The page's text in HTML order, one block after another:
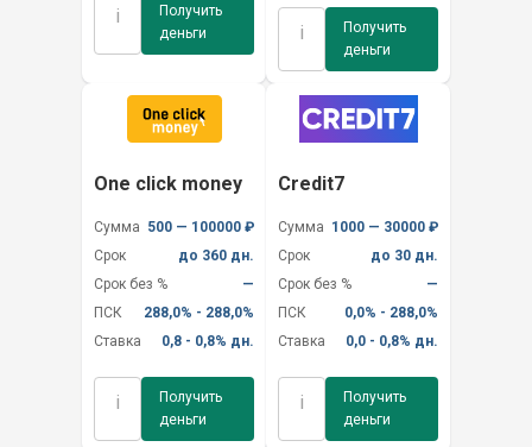
i
Получить
деньги
i
Получить
деньги
One click money
Сумма 500 — 100000 ₽
Срок
до 360 дн.
Срок без %
—
ПСК
288,0% - 288,0%
Ставка
0,8 - 0,8% дн.
i
Получить
деньги
Credit7
Сумма 1000 — 30000 ₽
Срок
до 30 дн.
Срок без %
—
ПСК
0,0% - 288,0%
Ставка
0,0 - 0,8% дн.
i
Получить
деньги